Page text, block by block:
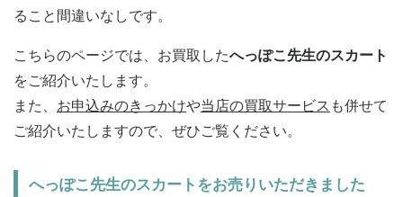
ること間違いなしです。
こちらのページでは、お買取したへっぽこ先生のスカート
をご紹介いたします。
また、 お申込みのきっかけや当店の買取サービス も併せて
ご紹介いたしますので、ぜひご覧ください。
へっぽこ先生のスカートをお売りいただきました